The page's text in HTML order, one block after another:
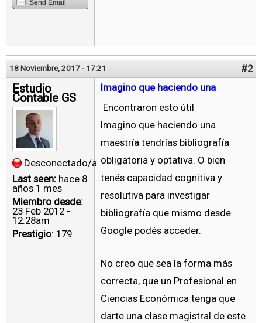
Send Email
18 Noviembre, 2017 - 17:21 #2
Estudio
Contable GS
Desconectado/a
Last seen: hace 8
años 1 mes
Miembro desde:
23 Feb 2012 -
12:28am
Prestigio: 179
Imagino que haciendo una
Encontraron esto útil
Imagino que haciendo una
maestría tendrías bibliografía
obligatoria y optativa. O bien
tenés capacidad cognitiva y
resolutiva para investigar
bibliografía que mismo desde
Google podés acceder.
No creo que sea la forma más
correcta, que un Profesional en
Ciencias Económica tenga que
darte una clase magistral de este